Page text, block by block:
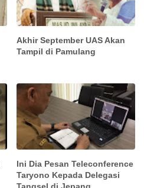
Akhir September UAS Akan
Tampil di Pamulang
Ini Dia Pesan Teleconference
Taryono Kepada Delegasi